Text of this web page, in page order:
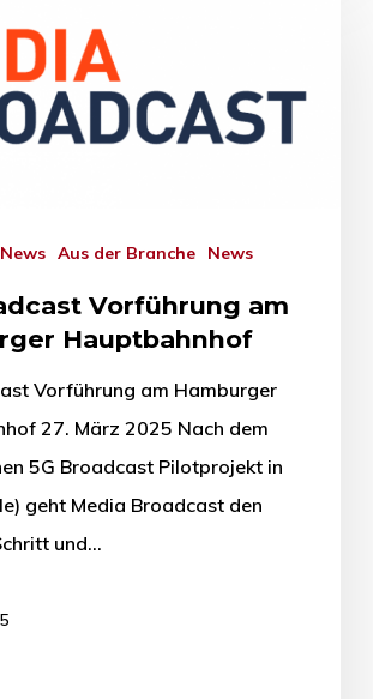
Aus der Branche News
Vorführung am
Hauptbahnhof
Vorführung am Hamburger
27. März 2025 Nach dem
5G Broadcast Pilotprojekt in
geht Media Broadcast den
und…